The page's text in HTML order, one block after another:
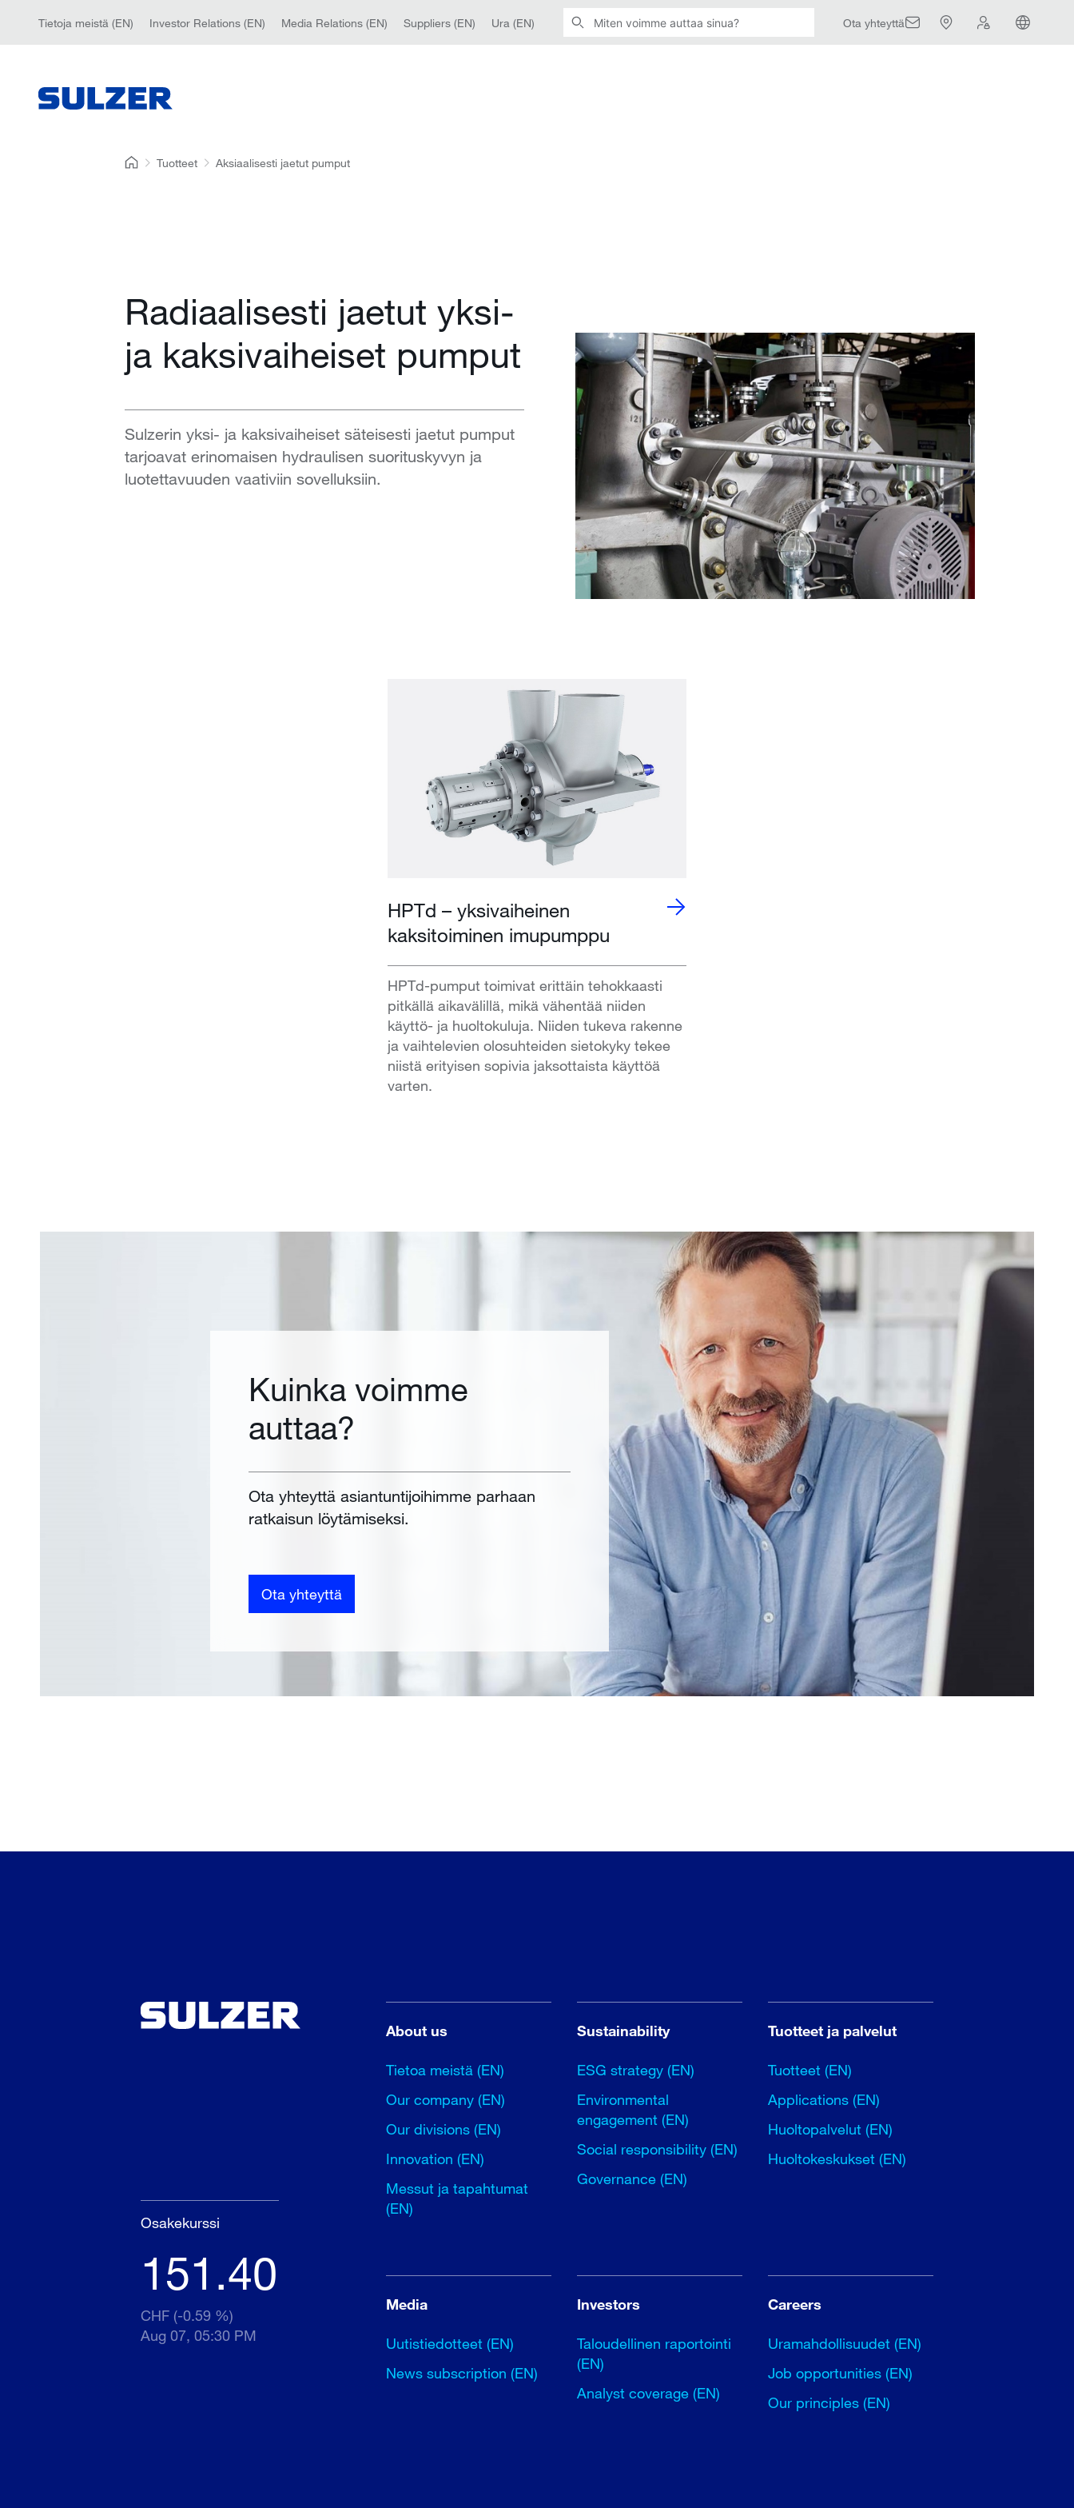
Ota yhteyttä
Tietoja meistä (EN) Investor Relations (EN) Media Relations (EN) Suppliers (EN) Ura (EN)
Tuotteet Aksiaalisesti jaetut pumput
Radiaalisesti jaetut yksi-
ja kaksivaiheiset pumput
Sulzerin yksi- ja kaksivaiheiset säteisesti jaetut pumput
tarjoavat erinomaisen hydraulisen suorituskyvyn ja
luotettavuuden vaativiin sovelluksiin.
HPTd – yksivaiheinen
kaksitoiminen imupumppu
HPTd-pumput toimivat erittäin tehokkaasti
pitkällä aikavälillä, mikä vähentää niiden
käyttö- ja huoltokuluja. Niiden tukeva rakenne
ja vaihtelevien olosuhteiden sietokyky tekee
niistä erityisen sopivia jaksottaista käyttöä
varten.
Kuinka voimme
auttaa?
Ota yhteyttä asiantuntijoihimme parhaan
ratkaisun löytämiseksi.
Ota yhteyttä
Osakekurssi
151.40
CHF (-0.59 %)
Aug 07, 05:30 PM
About us
Tietoa meistä (EN)
Our company (EN)
Our divisions (EN)
Innovation (EN)
Messut ja tapahtumat
(EN)
Sustainability
ESG strategy (EN)
Environmental
engagement (EN)
Social responsibility (EN)
Governance (EN)
Tuotteet ja palvelut
Tuotteet (EN)
Applications (EN)
Huoltopalvelut (EN)
Huoltokeskukset (EN)
Media
Uutistiedotteet (EN)
News subscription (EN)
Investors
Taloudellinen raportointi
(EN)
Analyst coverage (EN)
Careers
Uramahdollisuudet (EN)
Job opportunities (EN)
Our principles (EN)